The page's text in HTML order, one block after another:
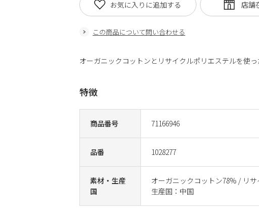
商品番号 71166946
品番 1028277
素材・生産
国
オーガニックコットン78% / リ
生産国：中国
この商品について問い合わせる
お気に入りに追加する
オーガニックコットンとリサイクルポリエステルを使
特徴